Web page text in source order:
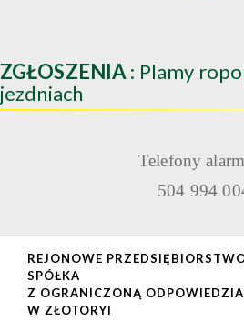
ZGŁOSZENIA : Plamy
jezdniach
Telefony
504 994
REJONOWE
SPÓŁKA
Z OGRANICZONĄ
W ZŁOTORYI